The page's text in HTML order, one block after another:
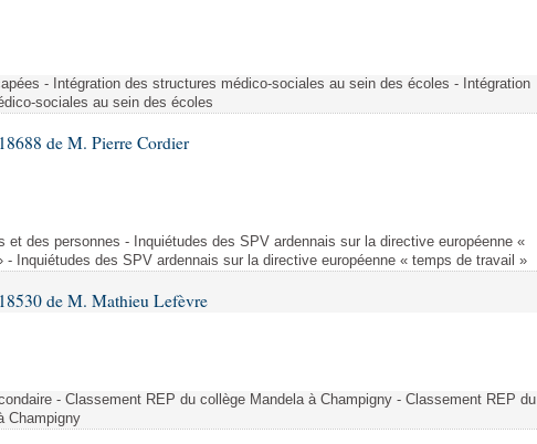
- Intégration des structures médico-sociales au sein des écoles - Intégration
sociales au sein des écoles
de M. Pierre Cordier
et des personnes - Inquiétudes des SPV ardennais sur la directive européenne «
- Inquiétudes des SPV ardennais sur la directive européenne « temps de travail »
de M. Mathieu Lefèvre
- Classement REP du collège Mandela à Champigny - Classement REP du
Champigny